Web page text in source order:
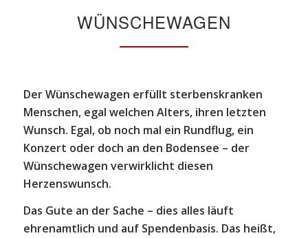
WÜNSCHEWAGEN
Der Wünschewagen erfüllt sterbenskranken
Menschen, egal welchen Alters, ihren letzten
Wunsch. Egal, ob noch mal ein Rundflug, ein
Konzert oder doch an den Bodensee – der
Wünschewagen verwirklicht diesen
Herzenswunsch.
Das Gute an der Sache – dies alles läuft
ehrenamtlich und auf Spendenbasis. Das heißt,